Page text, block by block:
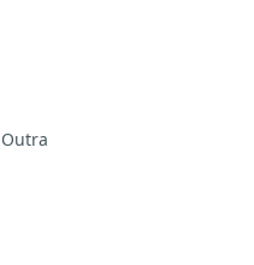
Outra